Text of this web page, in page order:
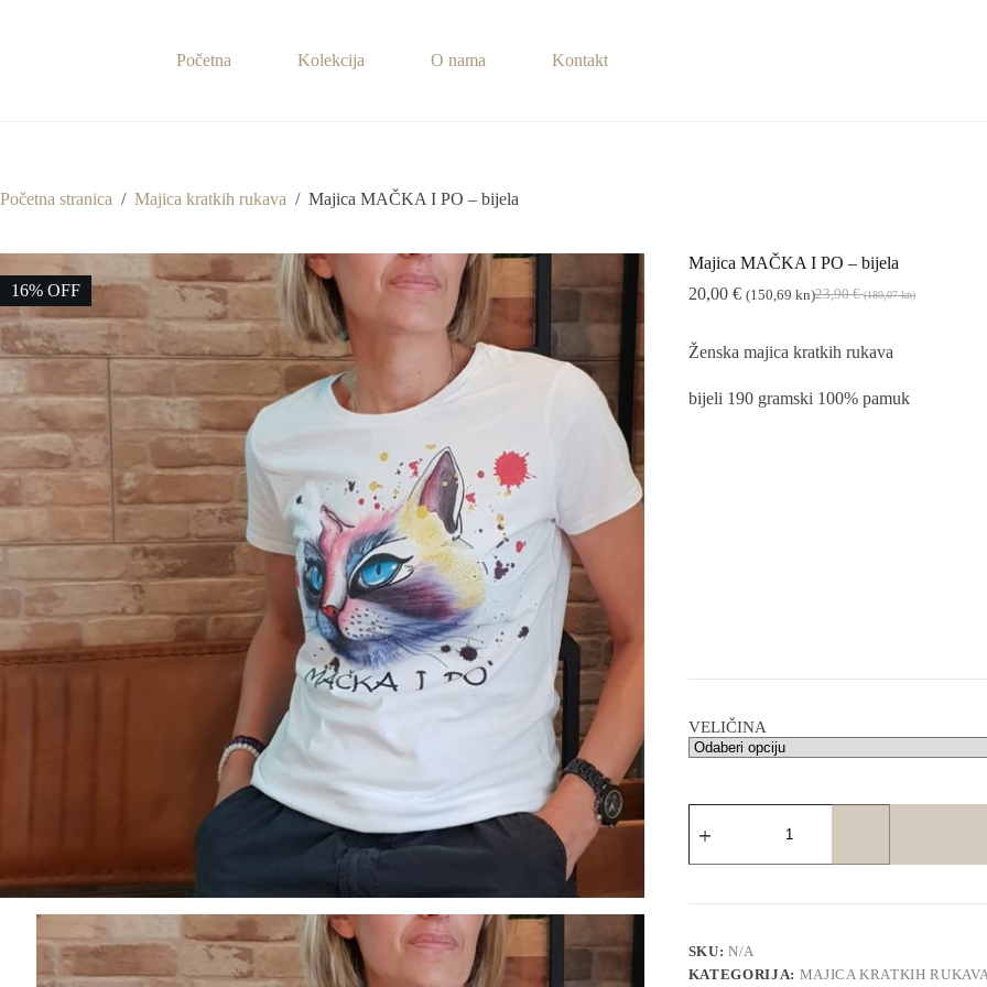
Početna Kolekcija O nama Kontakt
Početna stranica / Majica kratkih rukava / Majica MAČKA I PO – bijela
16% OFF
Majica MAČKA I PO – bijela
23,90€ (180,07 kn)
Izvorna
bila
je:
(180,07
20,00 € (150,69 kn)Trenutna
20,00 €
kn).
Ženska majica kratkih rukava
bijeli 190 gramski 100% pamuk
VELIČINA
MAČKA
PO
SKU:N/A
KATEGORIJA: MAJICA KRATKIH